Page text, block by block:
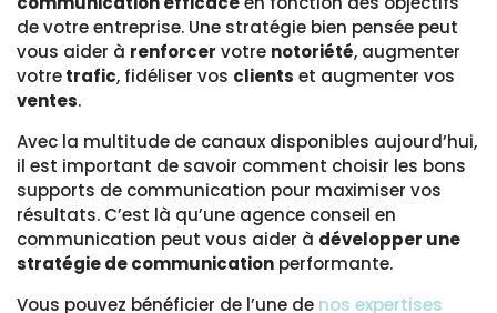
de votre entreprise. Une stratégie bien pensée peut
vous aider à renforcer votre notoriété, augmenter
votretrafic, fidéliser vos clients et augmenter vos
ventes.
Avec la multitude de canaux disponibles aujourd’hui,
il est important de savoir comment choisir les bons
supports de communication pour maximiser vos
résultats. C’est là qu’une agence conseil en
communication peut vous aider à développer une
stratégie de communication performante.
Vous pouvez bénéficier de l’une de nos expertises